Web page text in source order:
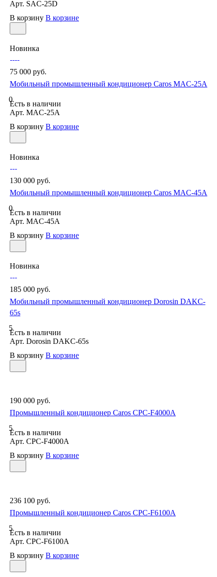
Арт. SAC-25D
В корзину В корзине
Новинка
75 000 руб.
Мобильный промышленный кондиционер Caros MAC-25A
0
Есть в наличии
Арт. MAC-25A
В корзину В корзине
Новинка
130 000 руб.
Мобильный промышленный кондиционер Caros MAC-45A
0
Есть в наличии
Арт. MAC-45A
В корзину В корзине
Новинка
185 000 руб.
Мобильный промышленный кондиционер Dorosin DAKC-
65s
5
Есть в наличии
Арт. Dorosin DAKC-65s
В корзину В корзине
190 000 руб.
Промышленный кондиционер Caros CPC-F4000A
5
Есть в наличии
Арт. CPC-F4000A
В корзину В корзине
236 100 руб.
Промышленный кондиционер Caros CPC-F6100A
5
Есть в наличии
Арт. CPC-F6100A
В корзину В корзине